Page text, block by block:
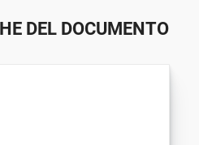
DEL DOCUMENTO